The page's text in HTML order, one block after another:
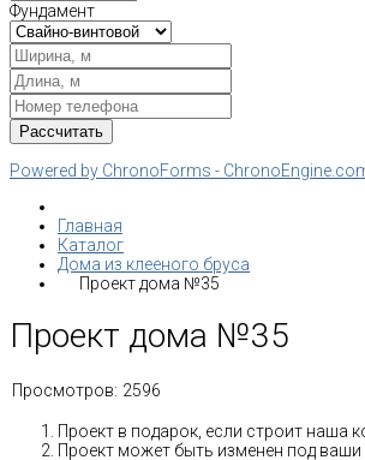
Фундамент
Powered by ChronoForms -
Главная
Каталог
Дома из клееного бруса
Проект дома №35
Проект дома №35
Просмотров: 2596
Проект в подарок, если строит наша
Проект может быть изменен под ваши